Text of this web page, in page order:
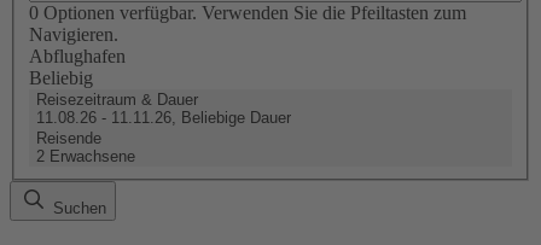
0 Optionen verfügbar. Verwenden Sie die Pfeiltasten zum
Navigieren.
Abflughafen
Beliebig
Reisezeitraum & Dauer
11.08.26 - 11.11.26, Beliebige Dauer
Reisende
2 Erwachsene
Suchen